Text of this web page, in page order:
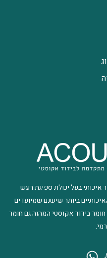
איכותי בעל יכולת ספיגת רעש
ביותר שישנם שמיועדים
בידוד אקוסטי המהוה גם חומר